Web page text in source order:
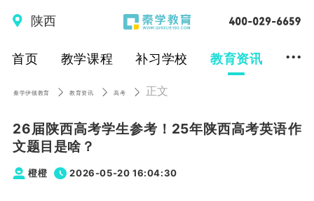
陕西
首页 教学课程 补习学校 教育资讯 ...
秦学伊顿教育 教育资讯 高考 正文
26届陕西高考学生参考！25年陕西高考英语作
文题目是啥？
橙橙 2026-05-20 16:04:30